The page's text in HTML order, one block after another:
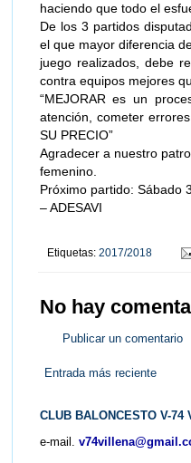
haciendo que todo el
De los 3 partidos
el que mayor diferencia
juego realizados, debe
contra equipos mejores
“MEJORAR es un
atención, cometer
SU PRECIO”
Agradecer a nuestro
femenino.
Próximo partido: Sábado
– ADESAVI
Etiquetas: 2017/2018
No hay
Publicar un comentario
Entrada más reciente
CLUB BALONCESTO V-74
e-mail.